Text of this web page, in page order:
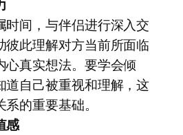
时间，与伴侣进行深入交
彼此理解对方当前所面临
心真实想法。要学会倾
道自己被重视和理解，这
的重要基础。
感